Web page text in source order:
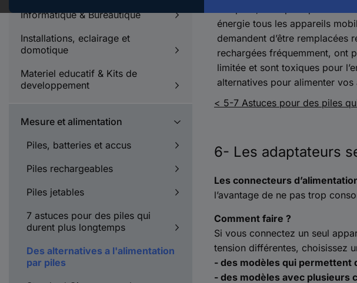
Les piles, c’est pratique !
énergie tous les appareils
demandent d’être remplacées
rechargées fréquemment, ont
limitée et sont toxiques pour
alternatives pour alimenter
< 5-7 Astuces pour des piles
6- Les adaptateurs
Les connecteurs
l’avantage de ne pas trop
Comment faire ?
Si vous connectez un seul
tension différentes, choisissez
- des modèles qui permettent
- des modèles avec plusieurs
Informatique & Bureautique
Installations, eclairage et
domotique
Materiel educatif & Kits de
developpement
Mesure et alimentation
Piles, batteries et accus
Piles rechargeables
Piles jetables
7 astuces pour des piles qui
durent plus longtemps
Des alternatives a l'alimentation
par piles